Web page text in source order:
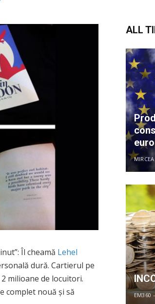
Îl cheamă Lehel
dură. Cartierul pe
milioane de locuitori.
complet nouă și să
ALL
EM360